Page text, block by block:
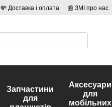
💸 Доставка і оплата
📰 ЗМІ про нас
Запчастини
для
Аксесуари
для
мобільних